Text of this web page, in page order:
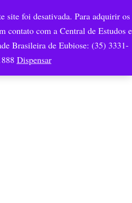
site foi desativada. Para adquirir os
contato com a Central de Estudos e
Brasileira de Eubiose: (35) 3331-
Dispensar